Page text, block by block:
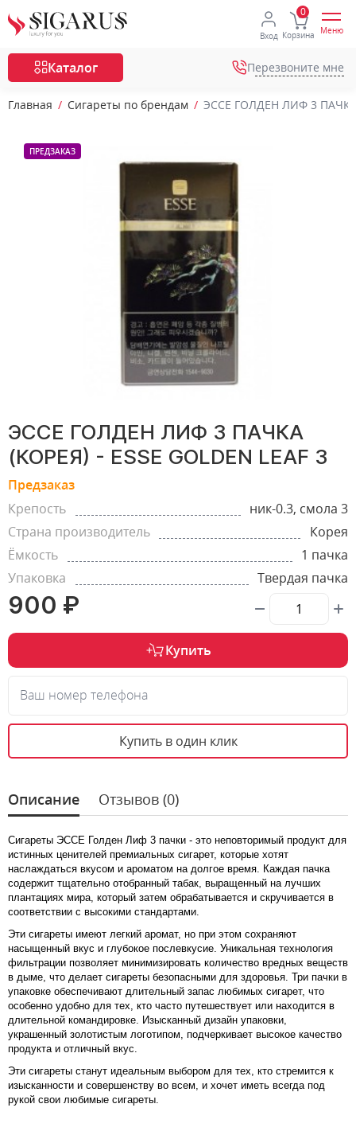
Вход Корзина Меню
Каталог Перезвоните мне
Главная Сигареты по брендам ЭССЕ ГОЛДЕН ЛИФ 3 ПАЧКА
ПРЕДЗАКАЗ
ЭССЕ ГОЛДЕН ЛИФ 3 ПАЧКА
(КОРЕЯ) - ESSE GOLDEN LEAF 3
Предзаказ
Крепость
ник-0.3, смола 3
Страна производитель
Корея
Ёмкость
1 пачка
Упаковка
Твердая пачка
900 ₽
Купить
Ваш номер телефона
Купить в один клик
Описание Отзывов (0)
Сигареты ЭССЕ Голден Лиф 3 пачки - это неповторимый продукт для
истинных ценителей премиальных сигарет, которые хотят
наслаждаться вкусом и ароматом на долгое время. Каждая пачка
содержит тщательно отобранный табак, выращенный на лучших
плантациях мира, который затем обрабатывается и скручивается в
соответствии с высокими стандартами.
Эти сигареты имеют легкий аромат, но при этом сохраняют
насыщенный вкус и глубокое послевкусие. Уникальная технология
фильтрации позволяет минимизировать количество вредных веществ
в дыме, что делает сигареты безопасными для здоровья. Три пачки в
упаковке обеспечивают длительный запас любимых сигарет, что
особенно удобно для тех, кто часто путешествует или находится в
длительной командировке. Изысканный дизайн упаковки,
украшенный золотистым логотипом, подчеркивает высокое качество
продукта и отличный вкус.
Эти сигареты станут идеальным выбором для тех, кто стремится к
изысканности и совершенству во всем, и хочет иметь всегда под
рукой свои любимые сигареты.